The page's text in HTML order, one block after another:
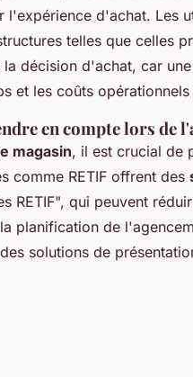
l'expérience d'achat. Les
telles que celles
décision d'achat, car
et les coûts
en compte lors de
magasin, il est crucial de
comme RETIF offrent des
RETIF", qui peuvent
planification de
solutions de